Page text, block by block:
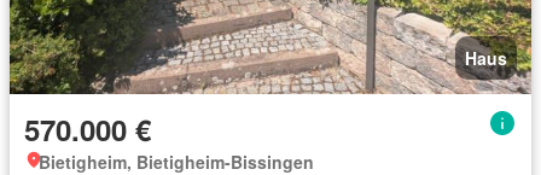
Haus
570.000 €
Bietigheim, Bietigheim-Bissingen